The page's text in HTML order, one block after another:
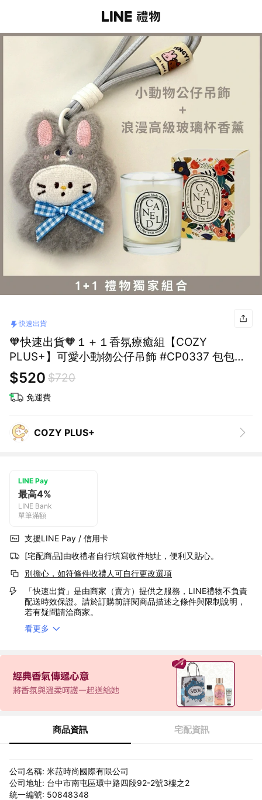
快速出貨
🧡快速出貨🧡１＋１香氛療癒組【COZY
PLUS+】可愛小動物公仔吊飾 #CP0337 包包吊
飾 絨毛玩偶鑰匙扣 禮物 生日禮物
$520 $720
免運費
COZY PLUS+
LINE Pay
最高4%
LINE Bank
單筆滿額
支援LINE Pay / 信用卡
[宅配商品]由收禮者自行填寫收件地址，便利又貼心。
別擔心，如符條件收禮人可自行更改選項
「快速出貨」是由商家（賣方）提供之服務，LINE禮物不負責
配送時效保證。請於訂購前詳閱商品描述之條件與限制說明，
若有疑問請洽商家。
看更多
商品資訊 宅配資訊
公司名稱: 米菈時尚國際有限公司
公司地址: 台中市南屯區環中路四段92-2號3樓之2
統一編號: 50848348